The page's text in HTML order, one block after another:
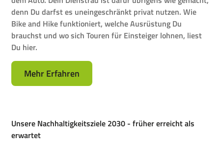
denn Du darfst es uneingeschränkt privat nutzen. Wie
Bike and Hike funktioniert, welche Ausrüstung Du
brauchst und wo sich Touren für Einsteiger lohnen, liest
Du hier.
Mehr Erfahren
Unsere Nachhaltigkeitsziele 2030 - früher erreicht als
erwartet